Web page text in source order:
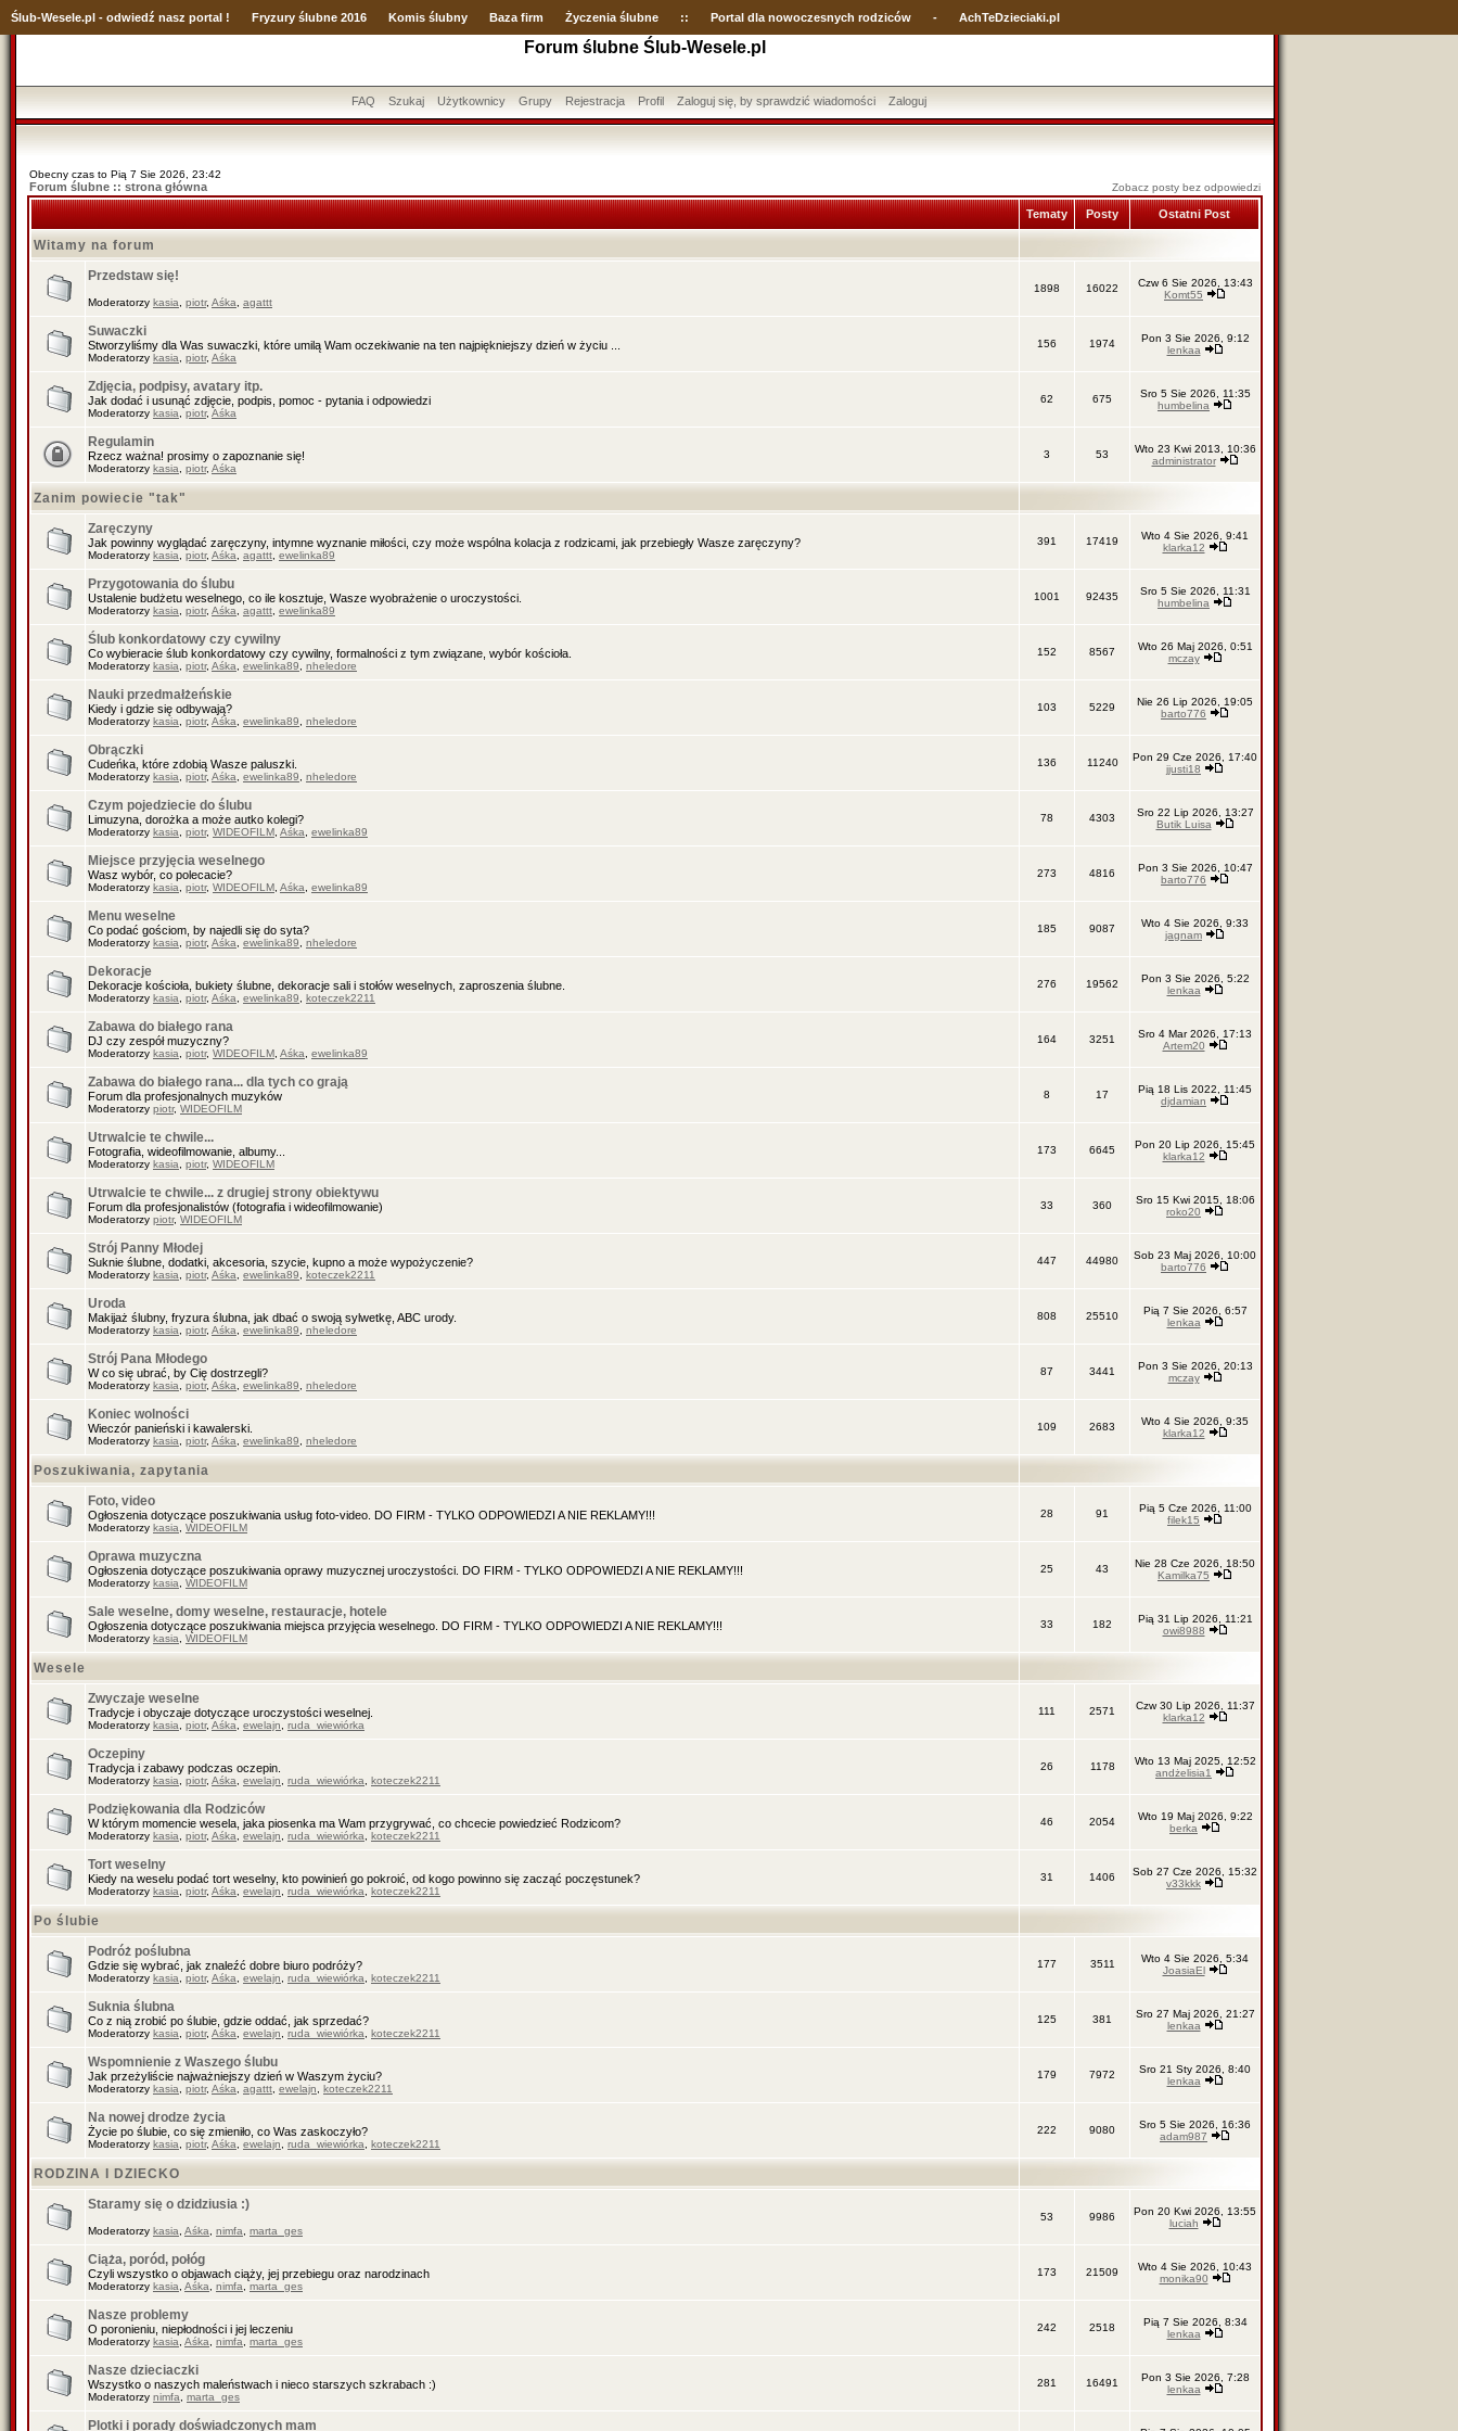
Ślub-Wesele.pl - odwiedź nasz portal ! Fryzury ślubne 2016 Komis ślubny Baza firm Życzenia ślubne :: Portal dla nowoczesnych rodziców - AchTeDzieciaki.pl
Forum ślubne Ślub-Wesele.pl
FAQ Szukaj Użytkownicy Grupy Rejestracja Profil Zaloguj się, by sprawdzić wiadomości Zaloguj
Obecny czas to Pią 7 Sie 2026, 23:42
Forum ślubne :: strona główna Zobacz posty bez odpowiedzi
Tematy Posty Ostatni Post
Witamy na forum
Przedstaw się!
Moderatorzy kasia piotr, Aśka agattt
1898 16022
Czw 6 Sie 2026, 13:43
Komt55
Suwaczki
Stworzyliśmy dla Was suwaczki, które umilą Wam oczekiwanie na ten najpiękniejszy dzień w życiu ...
Moderatorzy kasia piotr, Aśka
156 1974
Pon 3 Sie 2026, 9:12
lenkaa
Zdjęcia, podpisy, avatary itp.
Jak dodać i usunąć zdjęcie, podpis, pomoc - pytania i odpowiedzi
Moderatorzy kasia piotr, Aśka
62 675
Sro 5 Sie 2026, 11:35
humbelina
Regulamin
Rzecz ważna! prosimy o zapoznanie się!
Moderatorzy kasia piotr, Aśka
3 53
Wto 23 Kwi 2013, 10:36
administrator
Zanim powiecie "tak"
Zaręczyny
Jak powinny wyglądać zaręczyny, intymne wyznanie miłości, czy może wspólna kolacja z rodzicami, jak przebiegły Wasze zaręczyny?
Moderatorzy kasia piotr, Aśka agattt ewelinka89
391 17419
Wto 4 Sie 2026, 9:41
klarka12
Przygotowania do ślubu
Ustalenie budżetu weselnego, co ile kosztuje, Wasze wyobrażenie o uroczystości.
Moderatorzy kasia piotr, Aśka agattt ewelinka89
1001 92435
Sro 5 Sie 2026, 11:31
humbelina
Ślub konkordatowy czy cywilny
Co wybieracie ślub konkordatowy czy cywilny, formalności z tym związane, wybór kościoła.
Moderatorzy kasia piotr, Aśka ewelinka89 nheledore
152 8567
Wto 26 Maj 2026, 0:51
mczay
Nauki przedmałżeńskie
Kiedy i gdzie się odbywają?
Moderatorzy kasia piotr, Aśka ewelinka89 nheledore
103 5229
Nie 26 Lip 2026, 19:05
barto776
Obrączki
Cudeńka, które zdobią Wasze paluszki.
Moderatorzy kasia piotr, Aśka ewelinka89 nheledore
136 11240
Pon 29 Cze 2026, 17:40
jjusti18
Czym pojedziecie do ślubu
Limuzyna, dorożka a może autko kolegi?
Moderatorzy kasia piotr, WIDEOFILM Aśka ewelinka89
78 4303
Sro 22 Lip 2026, 13:27
Butik Luisa
Miejsce przyjęcia weselnego
Wasz wybór, co polecacie?
Moderatorzy kasia piotr, WIDEOFILM Aśka ewelinka89
273 4816
Pon 3 Sie 2026, 10:47
barto776
Menu weselne
Co podać gościom, by najedli się do syta?
Moderatorzy kasia piotr, Aśka ewelinka89 nheledore
185 9087
Wto 4 Sie 2026, 9:33
jagnam
Dekoracje
Dekoracje kościoła, bukiety ślubne, dekoracje sali i stołów weselnych, zaproszenia ślubne.
Moderatorzy kasia piotr, Aśka ewelinka89 koteczek2211
276 19562
Pon 3 Sie 2026, 5:22
lenkaa
Zabawa do białego rana
DJ czy zespół muzyczny?
Moderatorzy kasia piotr, WIDEOFILM Aśka ewelinka89
164 3251
Sro 4 Mar 2026, 17:13
Artem20
Zabawa do białego rana... dla tych co grają
Forum dla profesjonalnych muzyków
Moderatorzy piotr, WIDEOFILM
8 17
Pią 18 Lis 2022, 11:45
djdamian
Utrwalcie te chwile...
Fotografia, wideofilmowanie, albumy...
Moderatorzy kasia piotr, WIDEOFILM
173 6645
Pon 20 Lip 2026, 15:45
klarka12
Utrwalcie te chwile... z drugiej strony obiektywu
Forum dla profesjonalistów (fotografia i wideofilmowanie)
Moderatorzy piotr, WIDEOFILM
33 360
Sro 15 Kwi 2015, 18:06
roko20
Strój Panny Młodej
Suknie ślubne, dodatki, akcesoria, szycie, kupno a może wypożyczenie?
Moderatorzy kasia piotr, Aśka ewelinka89 koteczek2211
447 44980
Sob 23 Maj 2026, 10:00
barto776
Uroda
Makijaż ślubny, fryzura ślubna, jak dbać o swoją sylwetkę, ABC urody.
Moderatorzy kasia piotr, Aśka ewelinka89 nheledore
808 25510
Pią 7 Sie 2026, 6:57
lenkaa
Strój Pana Młodego
W co się ubrać, by Cię dostrzegli?
Moderatorzy kasia piotr, Aśka ewelinka89 nheledore
87 3441
Pon 3 Sie 2026, 20:13
mczay
Koniec wolności
Wieczór panieński i kawalerski.
Moderatorzy kasia piotr, Aśka ewelinka89 nheledore
109 2683
Wto 4 Sie 2026, 9:35
klarka12
Poszukiwania, zapytania
Foto, video
Ogłoszenia dotyczące poszukiwania usług foto-video. DO FIRM - TYLKO ODPOWIEDZI A NIE REKLAMY!!!
Moderatorzy kasia WIDEOFILM
28 91
Pią 5 Cze 2026, 11:00
filek15
Oprawa muzyczna
Ogłoszenia dotyczące poszukiwania oprawy muzycznej uroczystości. DO FIRM - TYLKO ODPOWIEDZI A NIE REKLAMY!!!
Moderatorzy kasia WIDEOFILM
25 43
Nie 28 Cze 2026, 18:50
Kamilka75
Sale weselne, domy weselne, restauracje, hotele
Ogłoszenia dotyczące poszukiwania miejsca przyjęcia weselnego. DO FIRM - TYLKO ODPOWIEDZI A NIE REKLAMY!!!
Moderatorzy kasia WIDEOFILM
33 182
Pią 31 Lip 2026, 11:21
owi8988
Wesele
Zwyczaje weselne
Tradycje i obyczaje dotyczące uroczystości weselnej.
Moderatorzy kasia piotr, Aśka ewelajn ruda_wiewiórka
111 2571
Czw 30 Lip 2026, 11:37
klarka12
Oczepiny
Tradycja i zabawy podczas oczepin.
Moderatorzy kasia piotr, Aśka ewelajn ruda_wiewiórka koteczek2211
26 1178
Wto 13 Maj 2025, 12:52
andżelisia1
Podziękowania dla Rodziców
W którym momencie wesela, jaka piosenka ma Wam przygrywać, co chcecie powiedzieć Rodzicom?
Moderatorzy kasia piotr, Aśka ewelajn ruda_wiewiórka koteczek2211
46 2054
Wto 19 Maj 2026, 9:22
berka
Tort weselny
Kiedy na weselu podać tort weselny, kto powinień go pokroić, od kogo powinno się zacząć poczęstunek?
Moderatorzy kasia piotr, Aśka ewelajn ruda_wiewiórka koteczek2211
31 1406
Sob 27 Cze 2026, 15:32
v33kkk
Po ślubie
Podróż poślubna
Gdzie się wybrać, jak znaleźć dobre biuro podróży?
Moderatorzy kasia piotr, Aśka ewelajn ruda_wiewiórka koteczek2211
177 3511
Wto 4 Sie 2026, 5:34
JoasiaEl
Suknia ślubna
Co z nią zrobić po ślubie, gdzie oddać, jak sprzedać?
Moderatorzy kasia piotr, Aśka ewelajn ruda_wiewiórka koteczek2211
125 381
Sro 27 Maj 2026, 21:27
lenkaa
Wspomnienie z Waszego ślubu
Jak przeżyliście najważniejszy dzień w Waszym życiu?
Moderatorzy kasia piotr, Aśka agattt ewelajn koteczek2211
179 7972
Sro 21 Sty 2026, 8:40
lenkaa
Na nowej drodze życia
Życie po ślubie, co się zmieniło, co Was zaskoczyło?
Moderatorzy kasia piotr, Aśka ewelajn ruda_wiewiórka koteczek2211
222 9080
Sro 5 Sie 2026, 16:36
adam987
RODZINA I DZIECKO
Staramy się o dzidziusia :)
Moderatorzy kasia Aśka nimfa marta_ges
53 9986
Pon 20 Kwi 2026, 13:55
luciah
Ciąża, poród, połóg
Czyli wszystko o objawach ciąży, jej przebiegu oraz narodzinach
Moderatorzy kasia Aśka nimfa marta_ges
173 21509
Wto 4 Sie 2026, 10:43
monika90
Nasze problemy
O poronieniu, niepłodności i jej leczeniu
Moderatorzy kasia Aśka nimfa marta_ges
242 2518
Pią 7 Sie 2026, 8:34
lenkaa
Nasze dzieciaczki
Wszystko o naszych maleństwach i nieco starszych szkrabach :)
Moderatorzy nimfa marta_ges
281 16491
Pon 3 Sie 2026, 7:28
lenkaa
Plotki i porady doświadczonych mam